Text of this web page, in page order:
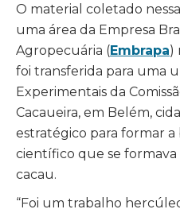
O material coletado
uma área da Empresa
Agropecuária (Embrapa)
foi transferida para uma
Experimentais da
Cacaueira, em Belém,
estratégico para formar a
científico que se
cacau.
“Foi um trabalho